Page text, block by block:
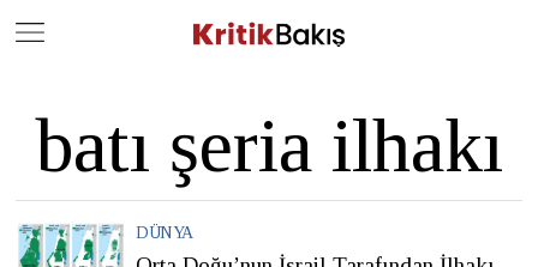
batı şeria ilhakı
DÜNYA